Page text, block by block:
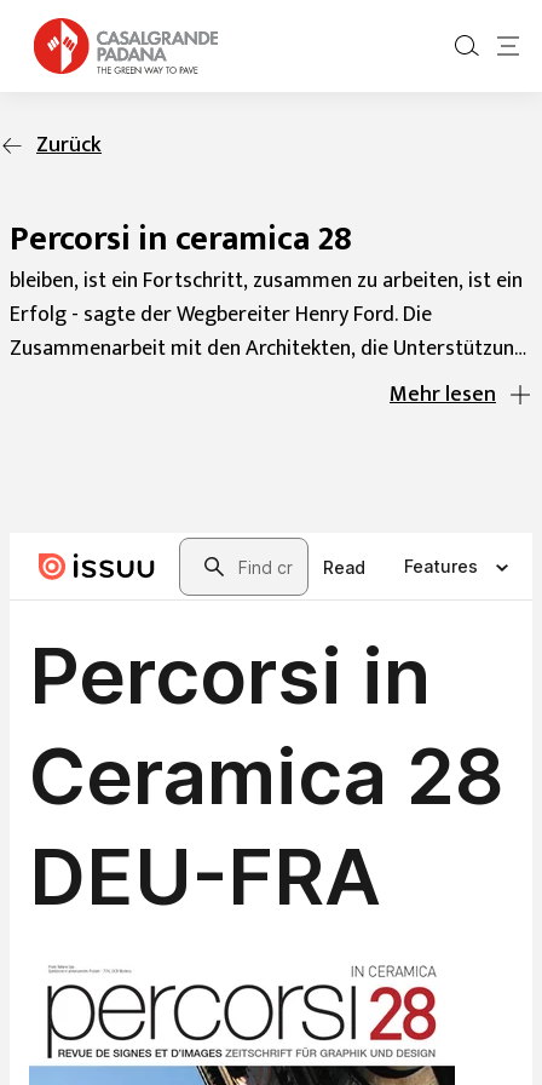
Zurück
Percorsi in ceramica 28
bleiben, ist ein Fortschritt, zusammen zu arbeiten, ist ein
Erfolg - sagte der Wegbereiter Henry Ford. Die
Zusammenarbeit mit den Architekten, die Unterstützung
ihrer Ideen und die Untermauerung deren Umsetzung
Protagonisten des internationalen Panoramas der
Architektur gekennzeichnet ist, wie im Fall von Daniel
Lieferung von 50.000 m² Keramikfassadenverkleidungen
gemeinsam die bedeutenden Residenzen CityLife in
anlässlich des Bologna Water Designs 2013 - der
Veranstaltung zur Stadtgestaltung, die die letzte
wurde, verwirklichte. Die Beziehung zu dem Architekten
aus New York gestaltete sich noch konkreter anhand
und die Herstellung einiger neuer Serien von
Keramikfussböden und -verkleidungen aus Feinsteinzeug
vorsieht, bezüglich derer die für das Pinnacle
verwendeten Platten einen ersten Vorgeschmack bieten.
Mehr lesen